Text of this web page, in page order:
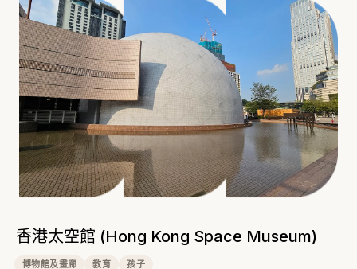
香港太空館 (Hong Kong Space Museum)
博物館及畫廊 教育 孩子